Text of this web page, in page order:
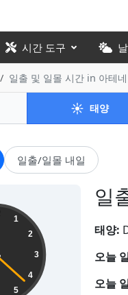
시간 도구
일출 및 일몰 시간 in 아테네
☀️ 태양
일출/일몰 내일
일
1
2
3
4
5
태양:
오늘
오늘